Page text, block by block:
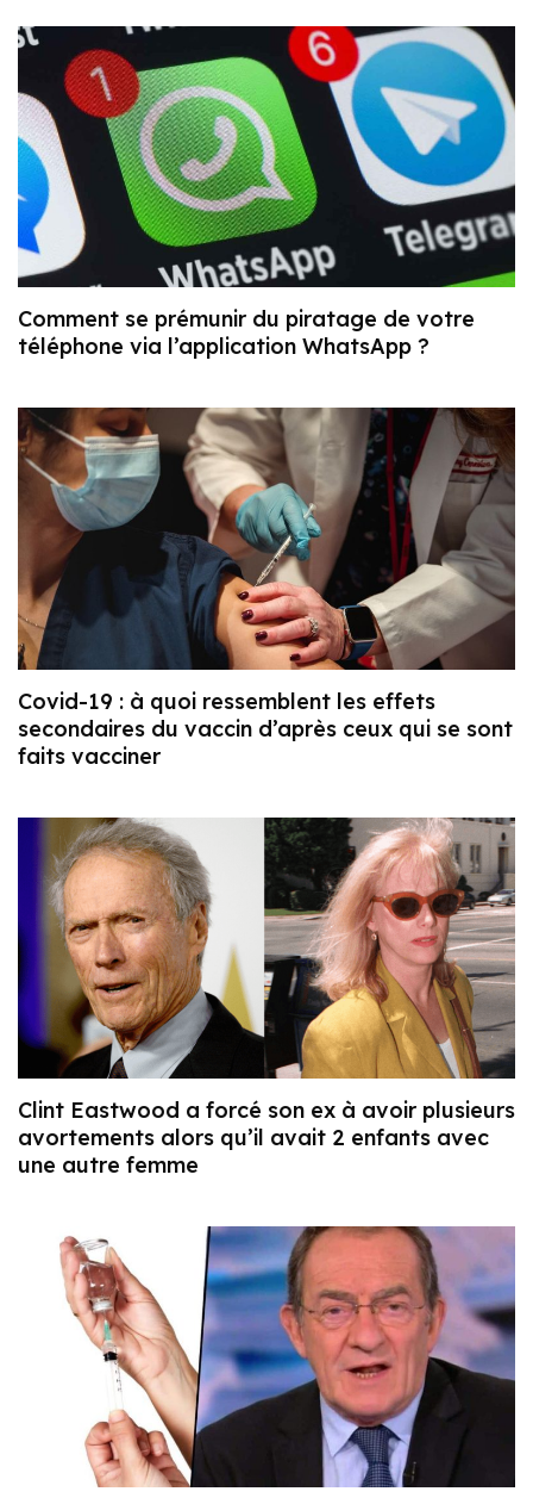
Comment se prémunir du piratage de votre
téléphone via l’application WhatsApp ?
Covid-19 : à quoi ressemblent les effets
secondaires du vaccin d’après ceux qui se sont
faits vacciner
Clint Eastwood a forcé son ex à avoir plusieurs
avortements alors qu’il avait 2 enfants avec
une autre femme